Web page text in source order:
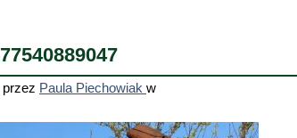
przez Paula Piechowiak w